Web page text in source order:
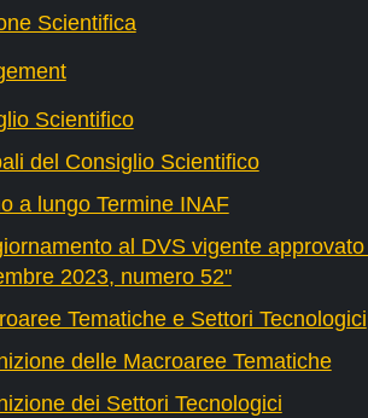
Scientifica
Scientifico
del Consiglio Scientifico
a lungo Termine INAF
al DVS vigente
2023, numero 52"
Tematiche e Settori Tecnologici
delle Macroaree Tematiche
dei Settori Tecnologici